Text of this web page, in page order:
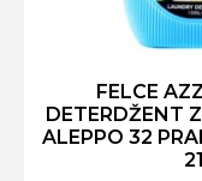
FELCE
DETERDŽENT
ALEPPO 32